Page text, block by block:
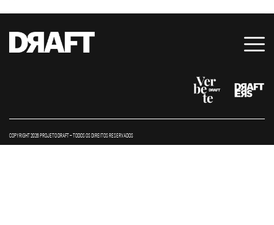
COPYRIGHT 2026 PROJETO DRAFT – TODOS OS DIREITOS RESERVADOS